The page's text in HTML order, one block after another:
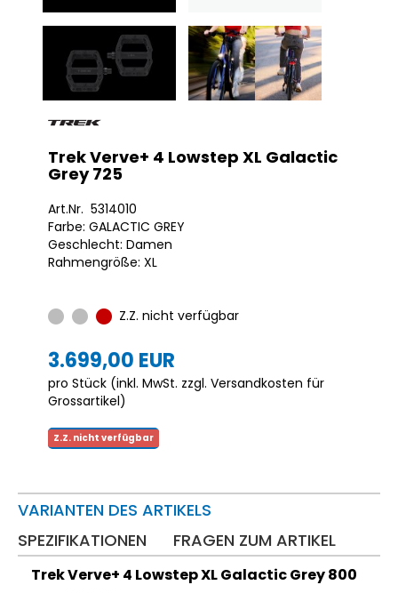
Trek Verve+ 4 Lowstep XL Galactic
Grey 725
Art.Nr. 5314010
Farbe: GALACTIC GREY
Geschlecht: Damen
Rahmengröße: XL
Z.Z. nicht verfügbar
3.699,00 EUR
pro Stück (inkl. MwSt. zzgl. Versandkosten für
Grossartikel)
Z.Z. nicht verfügbar
VARIANTEN DES ARTIKELS
SPEZIFIKATIONEN
FRAGEN ZUM ARTIKEL
Trek Verve+ 4 Lowstep XL Galactic Grey 800